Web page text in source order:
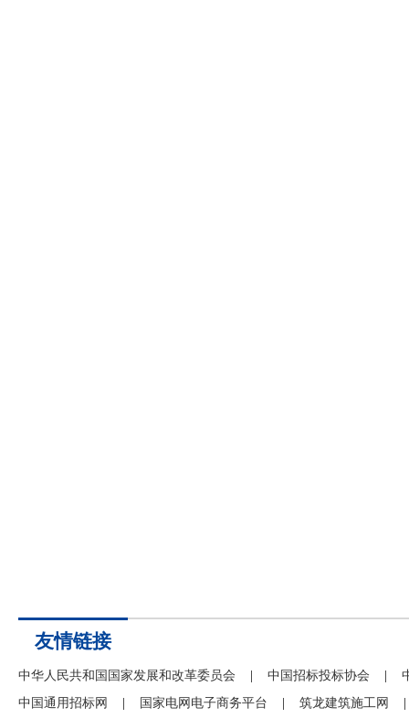
友情链接
中华人民共和国国家发展和改革委员会 中国招标投标协会
中国通用招标网
国家电网电子商务平台 筑龙建筑施工网